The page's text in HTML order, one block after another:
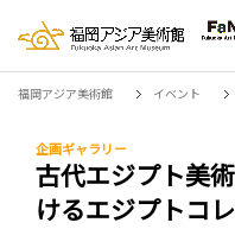
福岡アジア美術館 イベント
企画ギャラリー
古代エジプト美
けるエジプトコレ